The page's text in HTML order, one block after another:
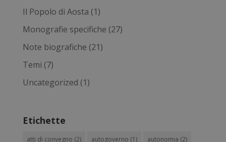
Il Popolo di Aosta (1)
Monografie specifiche (27)
Note biografiche (21)
Temi (7)
Uncategorized (1)
Etichette
atti di convegno (2) autogoverno (1) autonomia (2)